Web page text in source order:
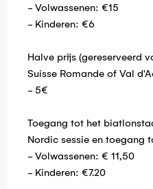
- Volwassenen: €15
- Kinderen: €6
Halve prijs (gereserveerd
Suisse Romande of Val
- 5€
Toegang tot het
Nordic sessie en toegang
- Volwassenen: € 11,50
- Kinderen: €7.20